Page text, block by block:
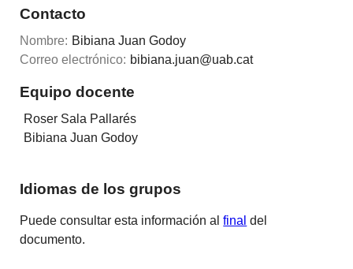
Contacto
Nombre: Bibiana Juan Godoy
Correo electrónico: bibiana.juan@uab.cat
Equipo docente
Roser Sala Pallarés
Bibiana Juan Godoy
Idiomas de los grupos
Puede consultar esta información alfinal del
documento.